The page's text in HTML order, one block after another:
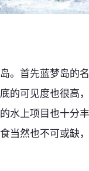
。首先蓝梦岛的
的可见度也很高
水上项目也十分
当然也不可或缺